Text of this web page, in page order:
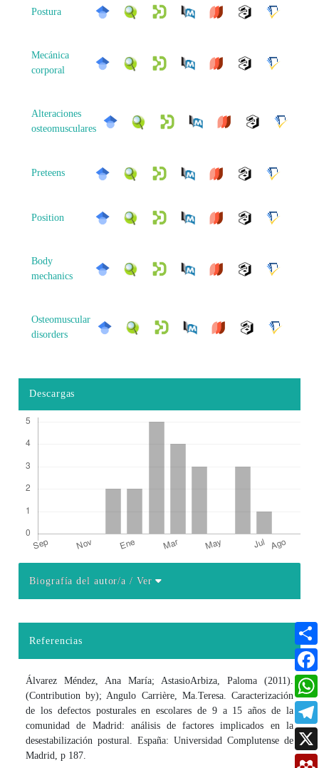
Postura
Mecánica
corporal
Alteraciones
osteomusculares
Preteens
Position
Body
mechanics
Osteomuscular
disorders
Descargas
Biografía del autor/a/ Ver
Referencias
Álvarez Méndez, Ana María; AstasioArbiza, Paloma (2011).
(Contribution by); Angulo Carrière, Ma.Teresa. Caracterización
de los defectos posturales en escolares de 9 a 15 años de la
comunidad de Madrid: análisis de factores implicados en la
desestabilización postural. España: Universidad Complutense de
Madrid, p 187.